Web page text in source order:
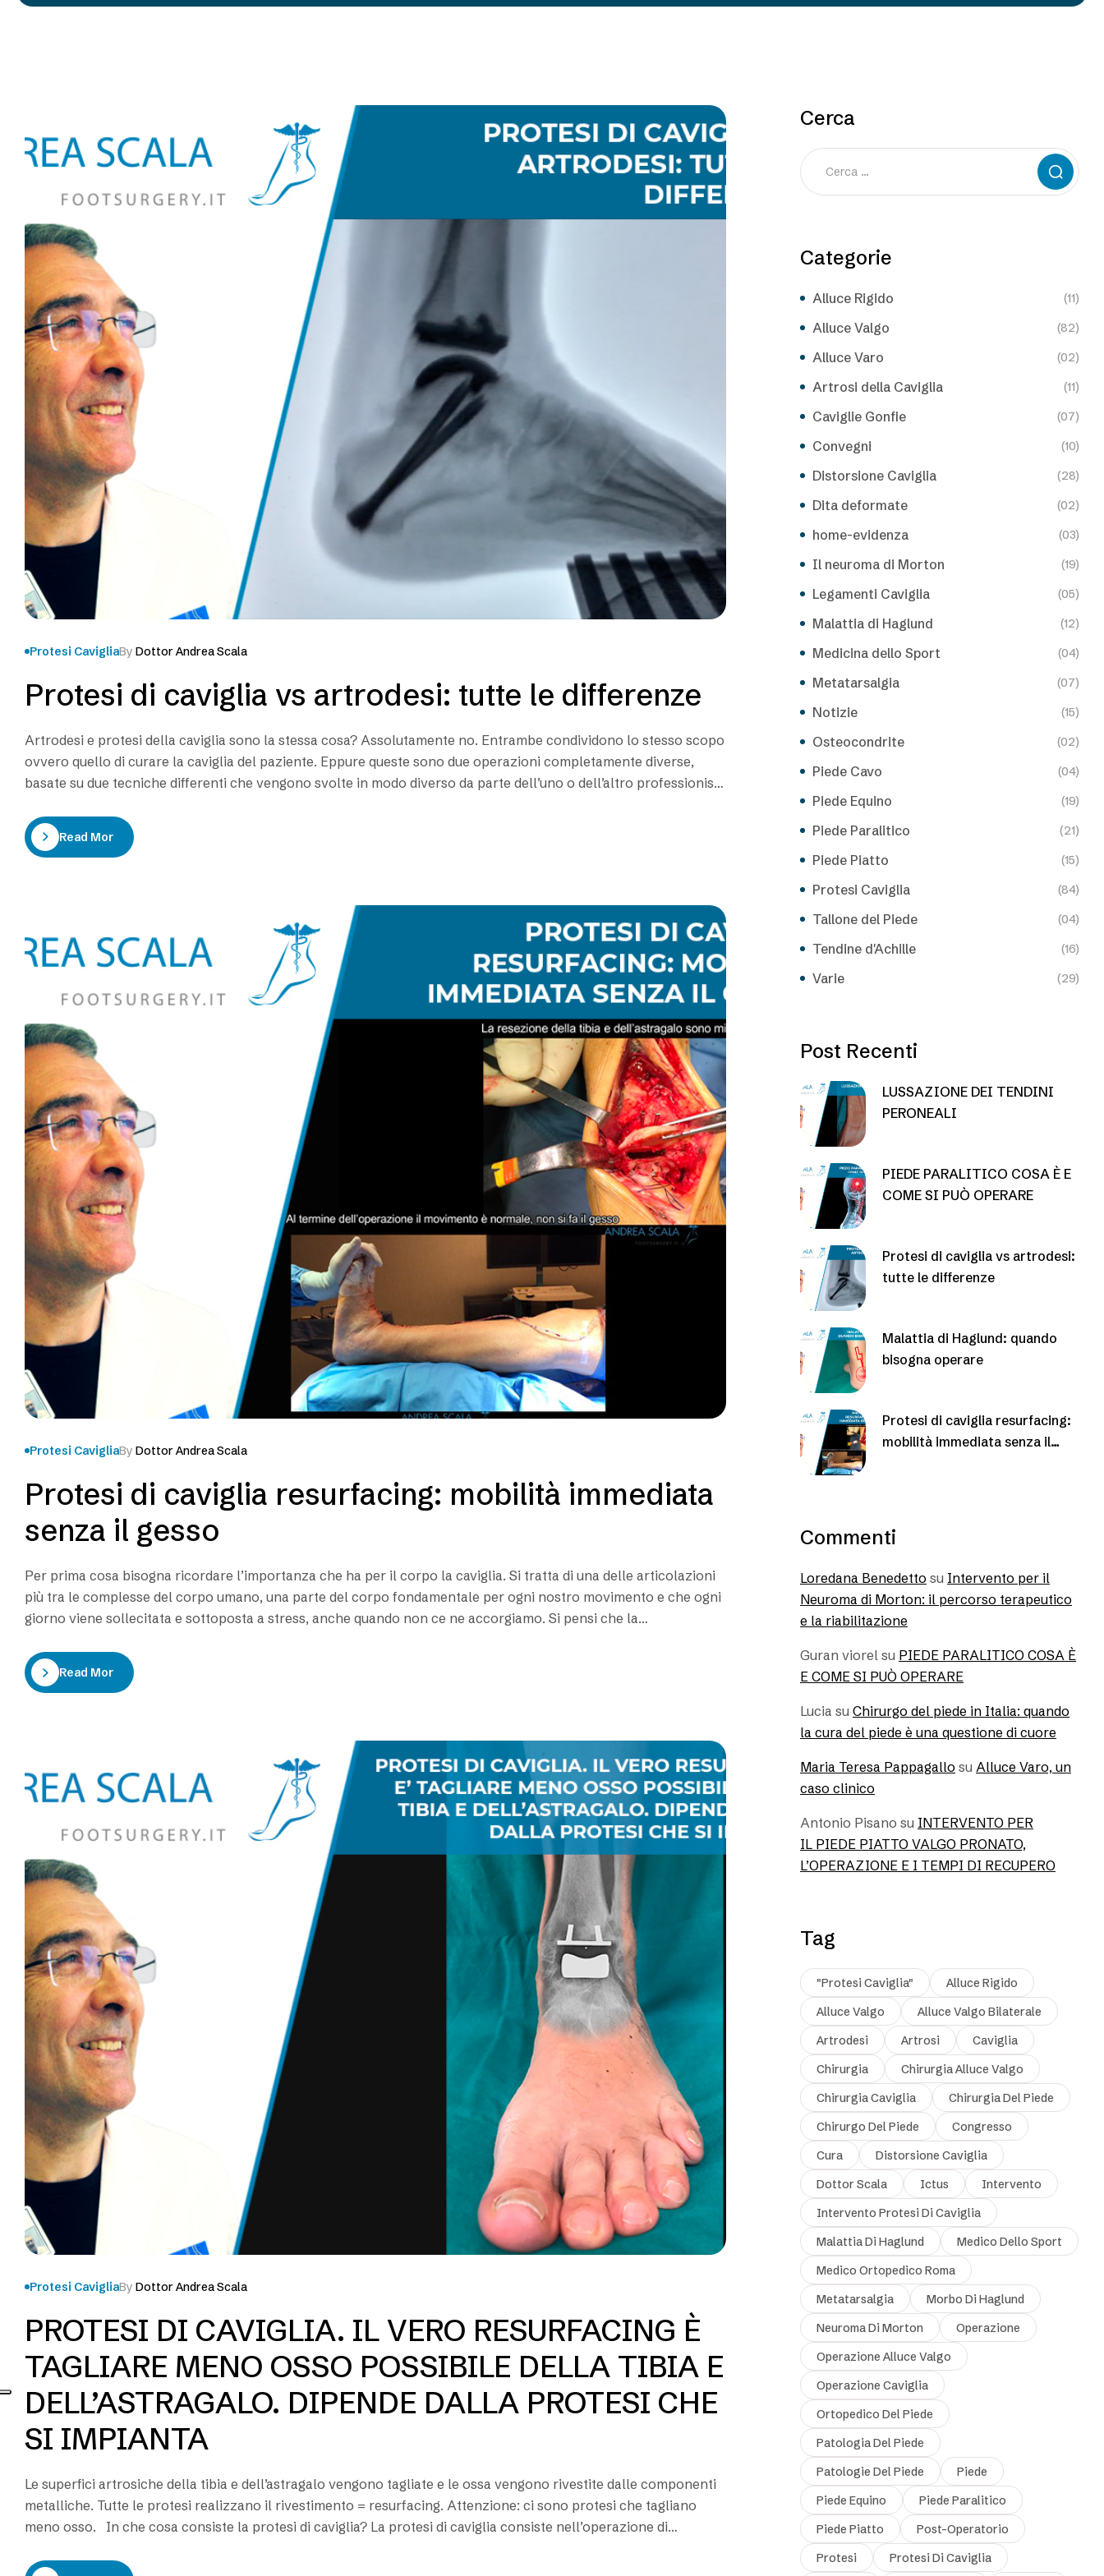
Protesi CavigliaBy Dottor Andrea Scala
Protesi di caviglia vs artrodesi: tutte le differenze
Artrodesi e protesi della caviglia sono la stessa cosa? Assolutamente no. Entrambe condividono lo stesso scopo
ovvero quello di curare la caviglia del paziente. Eppure queste sono due operazioni completamente diverse,
basate su due tecniche differenti che vengono svolte in modo diverso da parte dell’uno o dell’altro professionista
Read More
Protesi CavigliaBy Dottor Andrea Scala
Protesi di caviglia resurfacing: mobilità immediata
senza il gesso
Per prima cosa bisogna ricordare l’importanza che ha per il corpo la caviglia. Si tratta di una delle articolazioni
più tra le complesse del corpo umano, una parte del corpo fondamentale per ogni nostro movimento e che ogni
giorno viene sollecitata e sottoposta a stress, anche quando non ce ne accorgiamo. Si pensi che la…
Read More
Protesi CavigliaBy Dottor Andrea Scala
PROTESI DI CAVIGLIA. IL VERO RESURFACING È
TAGLIARE MENO OSSO POSSIBILE DELLA TIBIA E
DELL’ASTRAGALO. DIPENDE DALLA PROTESI CHE
SI IMPIANTA
Le superfici artrosiche della tibia e dell’astragalo vengono tagliate e le ossa vengono rivestite dalle componenti
metalliche. Tutte le protesi realizzano il rivestimento = resurfacing. Attenzione: ci sono protesi che tagliano
meno osso. In che cosa consiste la protesi di caviglia? La protesi di caviglia consiste nell’operazione di
Cerca
Categorie
Alluce Rigido (11)
Alluce Valgo (82)
Alluce Varo (02)
Artrosi della Caviglia (11)
Caviglie Gonfie (07)
Convegni (10)
Distorsione Caviglia (28)
Dita deformate (02)
home-evidenza (03)
Il neuroma di Morton (19)
Legamenti Caviglia (05)
Malattia di Haglund (12)
Medicina dello Sport (04)
Metatarsalgia (07)
Notizie (15)
Osteocondrite (02)
Piede Cavo (04)
Piede Equino (19)
Piede Paralitico (21)
Piede Piatto (15)
Protesi Caviglia (84)
Tallone del Piede (04)
Tendine d'Achille (16)
Varie (29)
Post Recenti
LUSSAZIONE DEI TENDINI
PERONEALI
PIEDE PARALITICO COSA È E
COME SI PUÒ OPERARE
Protesi di caviglia vs artrodesi:
tutte le differenze
Malattia di Haglund: quando
bisogna operare
Protesi di caviglia resurfacing:
mobilità immediata senza il
Commenti
Loredana Benedetto su Intervento per il
Neuroma di Morton: il percorso terapeutico
e la riabilitazione
Guran viorel su PIEDE PARALITICO COSA È
E COME SI PUÒ OPERARE
Lucia su Chirurgo del piede in Italia: quando
la cura del piede è una questione di cuore
Maria Teresa Pappagallo su Alluce Varo, un
caso clinico
Antonio Pisano su INTERVENTO PER
IL PIEDE PIATTO VALGO PRONATO,
L’OPERAZIONE E I TEMPI DI RECUPERO
Tag
"protesi Caviglia"
Alluce Rigido
Alluce Valgo
Alluce Valgo Bilaterale
Artrodesi
Artrosi
Caviglia
Chirurgia
Chirurgia Alluce Valgo
Chirurgia Caviglia
Chirurgia Del Piede
Chirurgo Del Piede
Congresso
Cura
Distorsione Caviglia
Dottor Scala
Ictus
Intervento
Intervento Protesi Di Caviglia
Malattia Di Haglund
Medico Dello Sport
Medico Ortopedico Roma
Metatarsalgia
Morbo Di Haglund
Neuroma Di Morton
Operazione
Operazione Alluce Valgo
Operazione Caviglia
Ortopedico Del Piede
Patologia Del Piede
Patologie Del Piede
Piede
Piede Equino
Piede Paralitico
Piede Piatto
Post-Operatorio
Protesi
Protesi Di Caviglia